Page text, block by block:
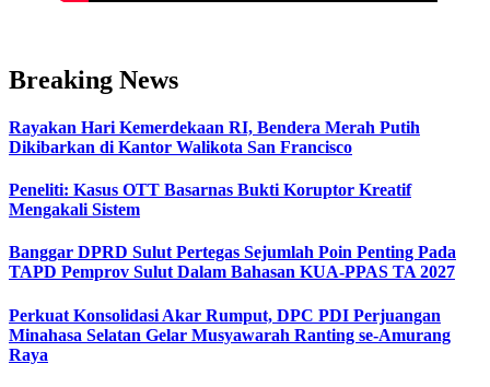
Breaking News
Rayakan Hari Kemerdekaan RI, Bendera Merah Putih
Dikibarkan di Kantor Walikota San Francisco
Peneliti: Kasus OTT Basarnas Bukti Koruptor Kreatif
Mengakali Sistem
Banggar DPRD Sulut Pertegas Sejumlah Poin Penting Pada
TAPD Pemprov Sulut Dalam Bahasan KUA-PPAS TA 2027
Perkuat Konsolidasi Akar Rumput, DPC PDI Perjuangan
Minahasa Selatan Gelar Musyawarah Ranting se-Amurang
Raya